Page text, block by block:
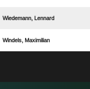
 
 